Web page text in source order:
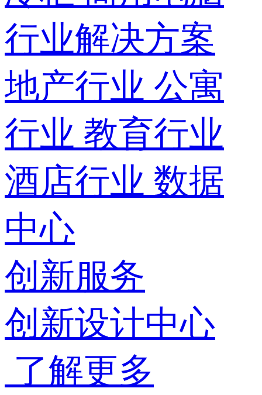
行业解决方案
地产行业 公寓
行业 教育行业
酒店行业 数据
中心
创新服务
创新设计中心
了解更多